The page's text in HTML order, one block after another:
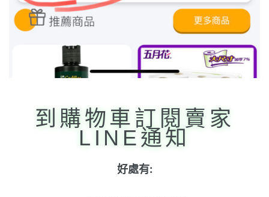
到購物車訂閱賣家
LINE通知
好處有: